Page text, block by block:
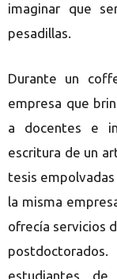
imaginar que
pesadillas.
Durante un
empresa que
a docentes e
escritura de un
tesis
la misma
ofrecía servicios
estudiantes